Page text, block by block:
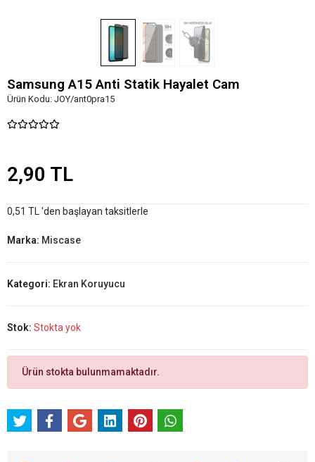
Samsung A15 Anti Statik Hayalet Cam
Ürün Kodu: JOY/ant0pra15
2,90 TL
0,51 TL 'den başlayan taksitlerle
Marka: Miscase
Kategori: Ekran Koruyucu
Stok: Stokta yok
Ürün stokta bulunmamaktadır.